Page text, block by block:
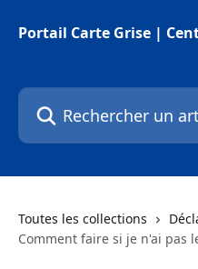
Portail Carte Grise |
Rechercher un article...
Toutes les collections
Comment faire si je n'ai pas